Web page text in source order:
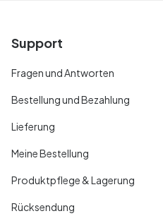
Support
Fragen und Antworten
Bestellung und Bezahlung
Lieferung
Meine Bestellung
Produktpflege & Lagerung
Rücksendung